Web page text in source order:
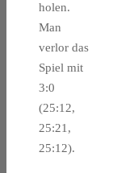
holen.
Man
verlor das
Spiel mit
3:0
(25:12,
25:21,
25:12).